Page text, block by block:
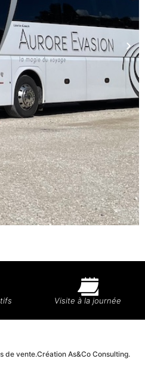
Visite à la journée
de vente.Création As&Co Consulting.